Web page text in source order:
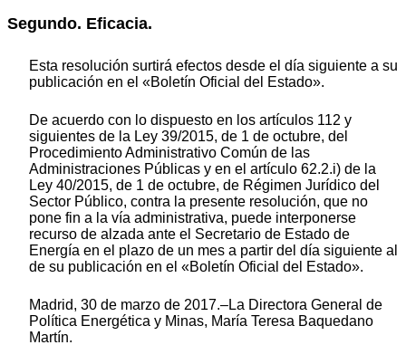
Segundo. Eficacia.
Esta resolución surtirá efectos desde el día siguiente a su
publicación en el «Boletín Oficial del Estado».
De acuerdo con lo dispuesto en los artículos 112 y
siguientes de la Ley 39/2015, de 1 de octubre, del
Procedimiento Administrativo Común de las
Administraciones Públicas y en el artículo 62.2.i) de la
Ley 40/2015, de 1 de octubre, de Régimen Jurídico del
Sector Público, contra la presente resolución, que no
pone fin a la vía administrativa, puede interponerse
recurso de alzada ante el Secretario de Estado de
Energía en el plazo de un mes a partir del día siguiente al
de su publicación en el «Boletín Oficial del Estado».
Madrid, 30 de marzo de 2017.–La Directora General de
Política Energética y Minas, María Teresa Baquedano
Martín.